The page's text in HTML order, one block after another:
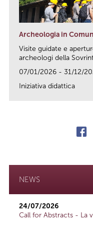
Archeologia in
Visite guidate e
archeologi della
07/01/2026 - 31/12/
Iniziativa didattica
NEWS
24/07/2026
Call for Abstracts - La